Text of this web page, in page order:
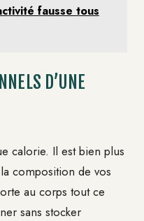
fausse tous
D’UNE
calorie. Il est bien plus
composition de vos
au corps tout ce
sans stocker